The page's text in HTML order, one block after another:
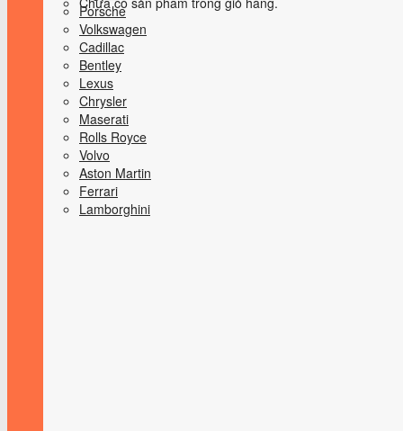
Porsche
Volkswagen
Cadillac
Bentley
Lexus
Chrysler
Maserati
Rolls Royce
Volvo
Aston Martin
Ferrari
Lamborghini